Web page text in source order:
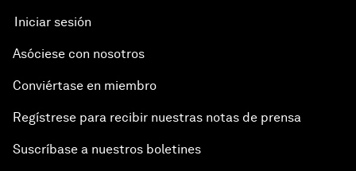
Iniciar sesión
Asóciese con nosotros
Conviértase en miembro
Regístrese para recibir nuestras notas de prensa
Suscríbase a nuestros boletines